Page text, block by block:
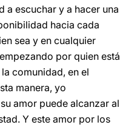
a escuchar y a hacer una
hacia cada
sea y en cualquier
por quien está
comunidad, en el
manera, yo
amor puede alcanzar al
Y este amor por los